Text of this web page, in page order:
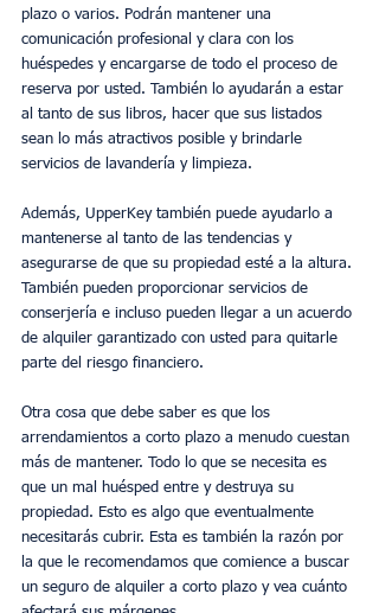
plazo o varios. Podrán mantener una
comunicación profesional y clara con los
huéspedes y encargarse de todo el proceso de
reserva por usted. También lo ayudarán a estar
al tanto de sus libros, hacer que sus listados
sean lo más atractivos posible y brindarle
servicios de lavandería y limpieza.
Además, UpperKey también puede ayudarlo a
mantenerse al tanto de las tendencias y
asegurarse de que su propiedad esté a la altura.
También pueden proporcionar servicios de
conserjería e incluso pueden llegar a un acuerdo
de alquiler garantizado con usted para quitarle
parte del riesgo financiero.
Otra cosa que debe saber es que los
arrendamientos a corto plazo a menudo cuestan
más de mantener. Todo lo que se necesita es
que un mal huésped entre y destruya su
propiedad. Esto es algo que eventualmente
necesitarás cubrir. Esta es también la razón por
la que le recomendamos que comience a buscar
un seguro de alquiler a corto plazo y vea cuánto